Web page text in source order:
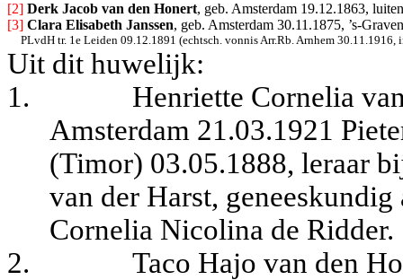
[2] Derk Jacob van den Honert, geb. Amsterdam 19.12.1863,
[3] Clara Elisabeth Janssen, geb. Amsterdam 30.11.1875, ’s-
PLvdH tr. 1e Leiden 09.12.1891 (echtsch. vonnis Arr.Rb. Arnhem
Uit dit huwelijk:
1.
Henriette Cornelia
Amsterdam 21.03.1921
(Timor) 03.05.1888, leraar
van der Harst,
Cornelia Nicolina de Ridder.
2.
Taco Hajo van den